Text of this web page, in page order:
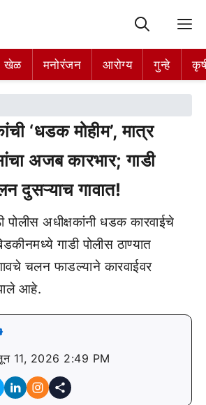
खेळ मनोरंजन आरोग्य गुन्हे
‘धडक मोहीम’, मात्र
अजब कारभार; गाडी
दुसऱ्याच गावात!
पोलीस अधीक्षकांनी धडक कारवाईचे
गाडी पोलीस ठाण्यात
चलन फाडल्याने कारवाईवर
आहे.
11, 2026 2:49 PM